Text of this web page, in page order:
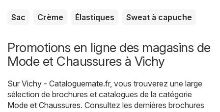
Sac Crème Élastiques Sweat à capuche
Promotions en ligne des magasins de
Mode et Chaussures à Vichy
Sur Vichy - Cataloguemate.fr, vous trouverez une large
sélection de brochures et catalogues de la catégorie
Mode et Chaussures. Consultez les dernières brochures